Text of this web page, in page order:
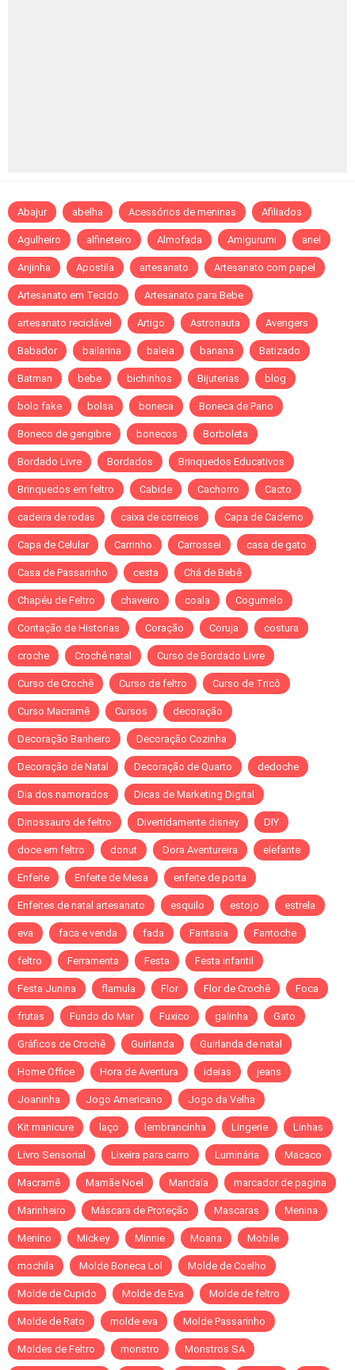
Abajur abelha Acessórios de meninas Afiliados
Agulheiro alfineteiro Almofada Amigurumi anel
Anjinha Apostila artesanato Artesanato com papel
Artesanato em Tecido Artesanato para Bebe
artesanato reciclável Artigo Astronauta Avengers
Babador bailarina baleia banana Batizado
Batman bebe bichinhos Bijuterias blog
bolo fake bolsa boneca Boneca de Pano
Boneco de gengibre bonecos Borboleta
Bordado Livre Bordados Brinquedos Educativos
Brinquedos em feltro Cabide Cachorro Cacto
cadeira de rodas caixa de correios Capa de Caderno
Capa de Celular Carrinho Carrossel casa de gato
Casa de Passarinho cesta Chá de Bebê
Chapéu de Feltro chaveiro coala Cogumelo
Contação de Historias Coração Coruja costura
croche Crochê natal Curso de Bordado Livre
Curso de Crochê Curso de feltro Curso de Tricô
Curso Macramê Cursos decoração
Decoração Banheiro Decoração Cozinha
Decoração de Natal Decoração de Quarto dedoche
Dia dos namorados Dicas de Marketing Digital
Dinossauro de feltro Divertidamente disney DIY
doce em feltro donut Dora Aventureira elefante
Enfeite Enfeite de Mesa enfeite de porta
Enfeites de natal artesanato esquilo estojo estrela
eva faca e venda fada Fantasia Fantoche
feltro Ferramenta Festa Festa infantil
Festa Junina flamula Flor Flor de Crochê Foca
frutas Fundo do Mar Fuxico galinha Gato
Gráficos de Crochê Guirlanda Guirlanda de natal
Home Office Hora de Aventura ideias jeans
Joaninha Jogo Americano Jogo da Velha
Kit manicure laço lembrancinha Lingerie Linhas
Livro Sensorial Lixeira para carro Luminária Macaco
Macramê Mamãe Noel Mandala marcador de pagina
Marinheiro Máscara de Proteção Mascaras Menina
Menino Mickey Minnie Moana Mobile
mochila Molde Boneca Lol Molde de Coelho
Molde de Cupido Molde de Eva Molde de feltro
Molde de Rato molde eva Molde Passarinho
Moldes de Feltro monstro Monstros SA